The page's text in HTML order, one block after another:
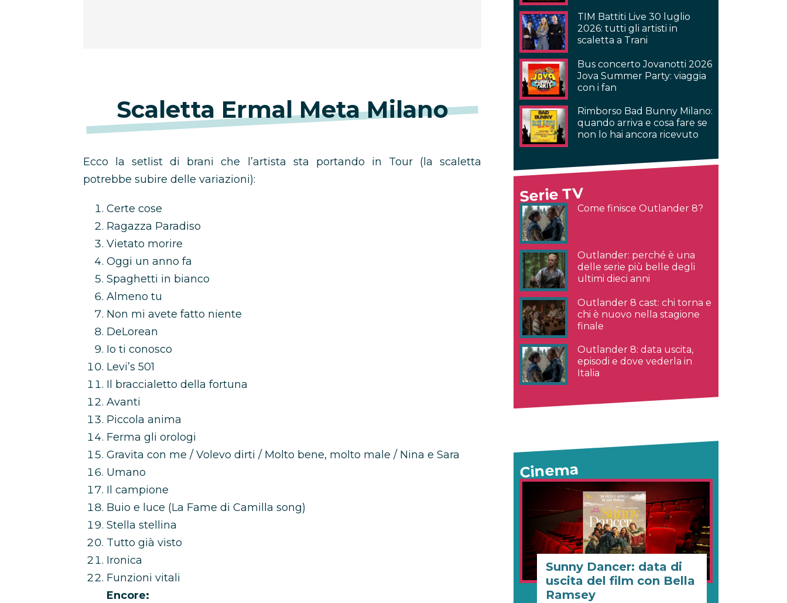
Scaletta Ermal Meta Milano
Ecco la setlist di brani che l’artista sta portando in Tour (la scaletta
potrebbe subire delle variazioni):
Certe cose
Ragazza Paradiso
Vietato morire
Oggi un anno fa
Spaghetti in bianco
Almeno tu
Non mi avete fatto niente
DeLorean
Io ti conosco
Levi’s 501
Il braccialetto della fortuna
Avanti
Piccola anima
Ferma gli orologi
Gravita con me / Volevo dirti / Molto bene, molto male / Nina e Sara
Umano
Il campione
Buio e luce (La Fame di Camilla song)
Stella stellina
Tutto già visto
Ironica
Funzioni vitali
Encore:
TIM Battiti Live 30 luglio
2026: tutti gli artisti in
scaletta a Trani
Bus concerto Jovanotti 2026
Jova Summer Party: viaggia
con i fan
Rimborso Bad Bunny Milano:
quando arriva e cosa fare se
non lo hai ancora ricevuto
Serie TV
Come finisce Outlander 8?
Outlander: perché è una
delle serie più belle degli
ultimi dieci anni
Outlander 8 cast: chi torna e
chi è nuovo nella stagione
finale
Outlander 8: data uscita,
episodi e dove vederla in
Italia
Cinema
Sunny Dancer: data di
uscita del film con Bella
Ramsey